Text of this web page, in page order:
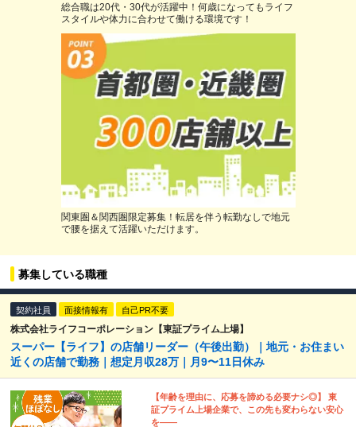
総合職は20代・30代が活躍中！何歳になってもライフ
スタイルや体力に合わせて働ける環境です！
関東圏＆関西圏限定募集！転居を伴う転勤なしで地元
で腰を据えて活躍いただけます。
募集している職種
契約社員 面接情報有 自己PR不要
株式会社ライフコーポレーション【東証プライム上場】
スーパー【ライフ】の店舗リーダー（午後出勤）｜地元・お住まい
近くの店舗で勤務｜想定月収28万｜月9〜11日休み
【年齢を理由に、応募を諦める必要ナシ◎】 東
証プライム上場企業で、この先も変わらない安心
を――